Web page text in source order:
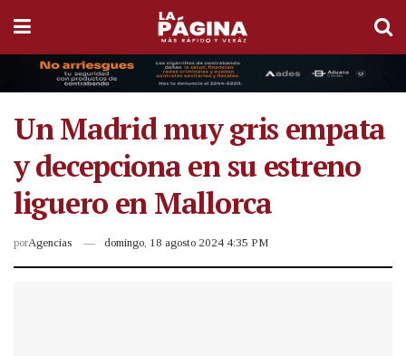
Un Madrid muy gris empata
y decepciona en su estreno
liguero en Mallorca
porAgencias domingo, 18 agosto 2024 4:35 PM